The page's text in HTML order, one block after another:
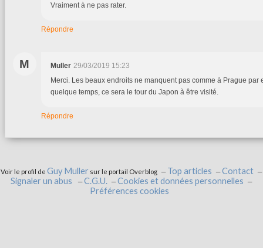
Vraiment à ne pas rater.
Répondre
M Muller 29/03/2019 15:23
Merci. Les beaux endroits ne manquent pas comme à Prague par
quelque temps, ce sera le tour du Japon à être visité.
Répondre
Voir le profil de Guy Muller sur le portail Overblog Top articles
Contact
Signaler un abus
C.G.U.
Cookies et données personnelles
Préférences cookies